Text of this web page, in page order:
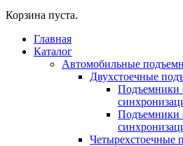
Корзина пуста.
Главная
Каталог
Автомобильные
Двухстоечные
Подъемники
Подъемники
Четырехстоечные